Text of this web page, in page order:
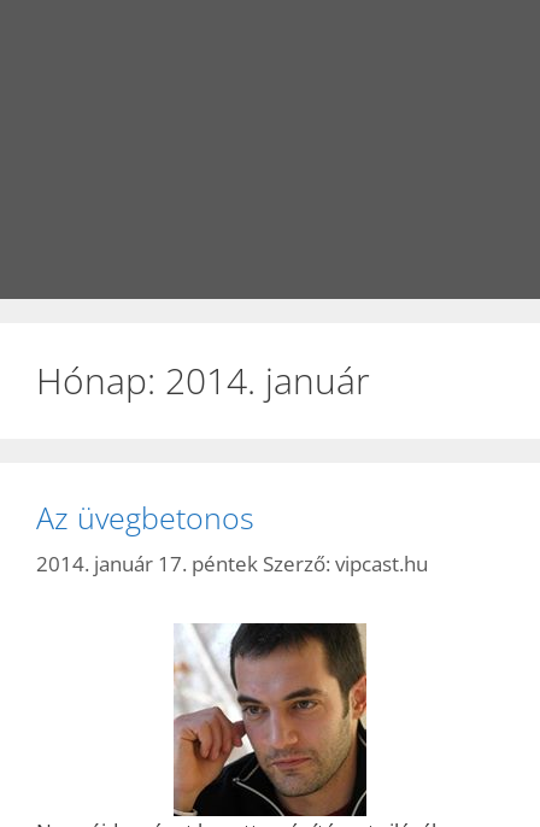
Hónap: 2014. január
Az üvegbetonos
2014. január 17. péntek Szerző: vipcast.hu